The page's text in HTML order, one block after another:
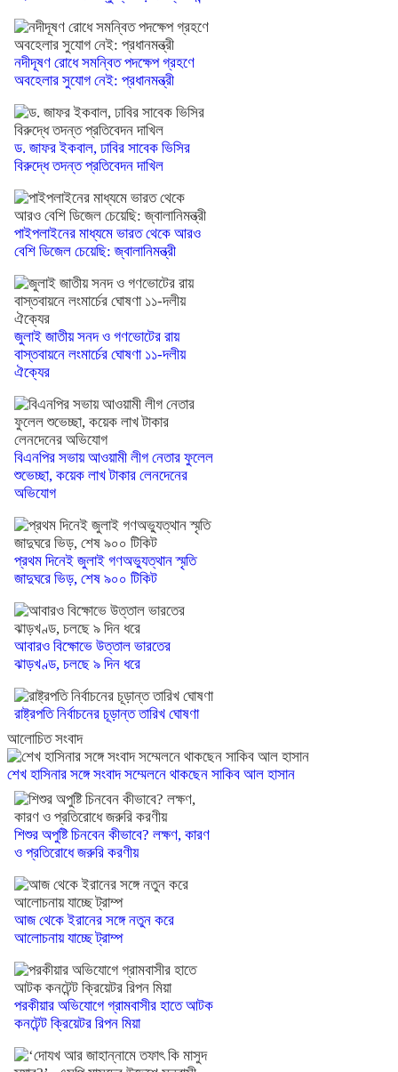
নদীদূষণ রোধে সমন্বিত পদক্ষেপ গ্রহণে
অবহেলার সুযোগ নেই: প্রধানমন্ত্রী
ড. জাফর ইকবাল, ঢাবির সাবেক ভিসির
বিরুদ্ধে তদন্ত প্রতিবেদন দাখিল
পাইপলাইনের মাধ্যমে ভারত থেকে আরও
বেশি ডিজেল চেয়েছি: জ্বালানিমন্ত্রী
জুলাই জাতীয় সনদ ও গণভোটের রায়
বাস্তবায়নে লংমার্চের ঘোষণা ১১-দলীয়
ঐক্যের
বিএনপির সভায় আওয়ামী লীগ নেতার ফুলেল
শুভেচ্ছা, কয়েক লাখ টাকার লেনদেনের
অভিযোগ
প্রথম দিনেই জুলাই গণঅভ্যুত্থান স্মৃতি
জাদুঘরে ভিড়, শেষ ৯০০ টিকিট
আবারও বিক্ষোভে উত্তাল ভারতের
ঝাড়খণ্ড, চলছে ৯ দিন ধরে
রাষ্ট্রপতি নির্বাচনের চূড়ান্ত তারিখ ঘোষণা
আলোচিত সংবাদ
শেখ হাসিনার সঙ্গে সংবাদ সম্মেলনে থাকছেন সাকিব আল হাসান
শিশুর অপুষ্টি চিনবেন কীভাবে? লক্ষণ, কারণ
ও প্রতিরোধে জরুরি করণীয়
আজ থেকে ইরানের সঙ্গে নতুন করে
আলোচনায় যাচ্ছে ট্রাম্প
পরকীয়ার অভিযোগে গ্রামবাসীর হাতে আটক
কনটেন্ট ক্রিয়েটর রিপন মিয়া